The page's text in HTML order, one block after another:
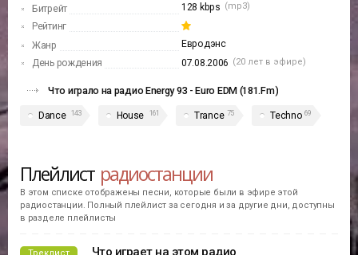
Битрейт
128 kbps (mp3)
Рейтинг
Жанр
Евродэнс
День рождения
07.08.2006 (20 лет в эфире)
Что играло на радио Energy 93 - Euro EDM (181.Fm)
Dance 143 House 161 Trance 75 Techno 69
Плейлист радиостанции
В этом списке отображены песни, которые были в эфире этой
радиостанции. Полный плейлист за сегодня и за другие дни, доступны
в разделе плейлисты
Треклист Что играет на этом радио